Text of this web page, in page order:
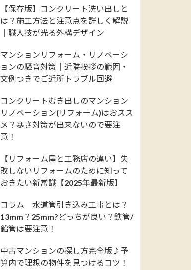
【保存版】コンクリート洗い出しと
は？施工方法と注意点を詳しく解説
｜職人技が光る外構デザイン
マンションリフォーム・リノベーシ
ョンの騒音対策｜近隣挨拶の範囲・
文例つきでご近所トラブル回避
コンクリートむき出しのマンション
リノベーション(リフォーム)はおスス
メ？寒さ対策が出来ないので要注
意！
【リフォーム屋と工務店の違い】失
敗しないリフォームのために知って
おきたい新常識【2025年最新版】
コラム 水道管引き込み工事とは？
13mm？25mm?どっちが良い？鉄管/
鉛管は要注意！
中古マンションの探し方完全版♪予
算内で理想の物件を見つけるコツ！